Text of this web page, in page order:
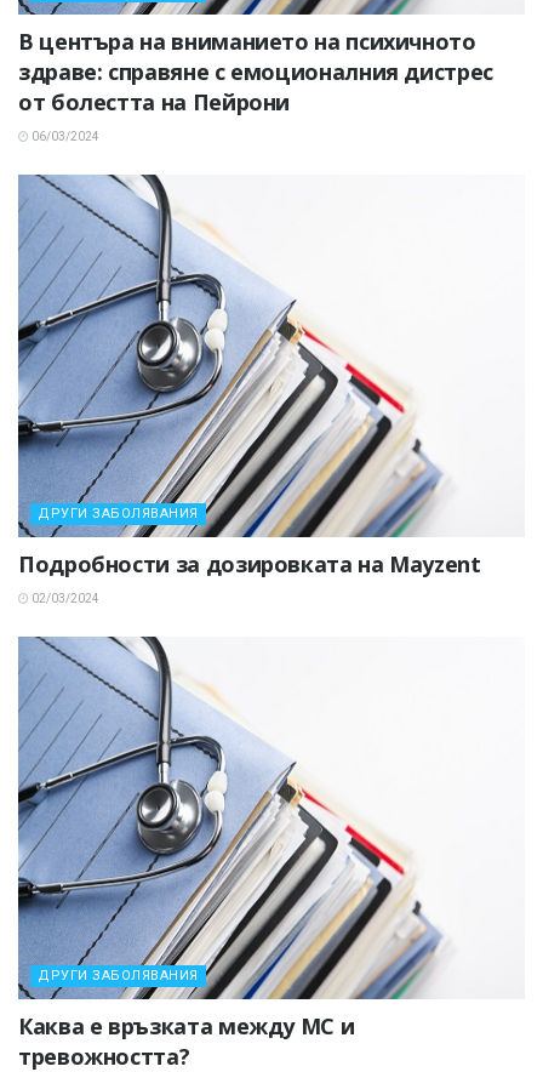
В центъра на вниманието на психичното
здраве: справяне с емоционалния дистрес
от болестта на Пейрони
06/03/2024
ДРУГИ ЗАБОЛЯВАНИЯ
Подробности за дозировката на Mayzent
02/03/2024
ДРУГИ ЗАБОЛЯВАНИЯ
Каква е връзката между МС и
тревожността?